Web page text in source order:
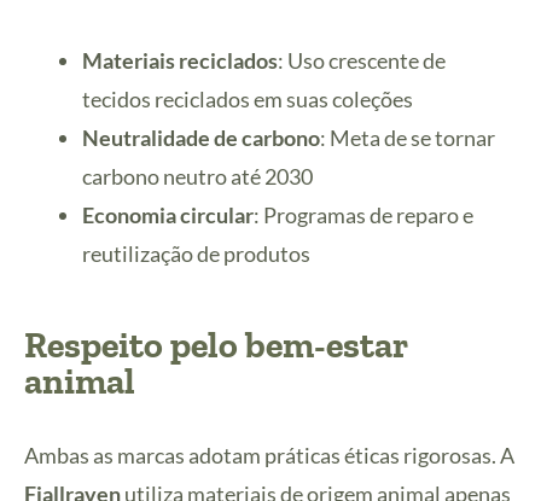
Materiais reciclados: Uso crescente de
tecidos reciclados em suas coleções
Neutralidade de carbono: Meta de se tornar
carbono neutro até 2030
Economia circular: Programas de reparo e
reutilização de produtos
Respeito pelo bem-estar
animal
Ambas as marcas adotam práticas éticas rigorosas. A
Fjallravenutiliza materiais de origem animal apenas